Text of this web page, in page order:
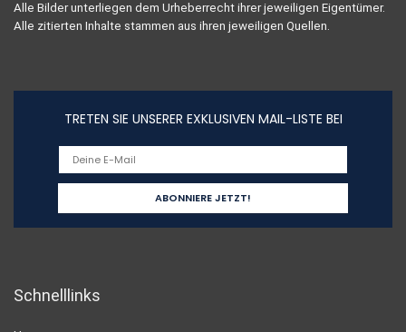
Alle Bilder unterliegen dem Urheberrecht ihrer jeweiligen Eigentümer.
Alle zitierten Inhalte stammen aus ihren jeweiligen Quellen.
TRETEN SIE UNSERER EXKLUSIVEN MAIL-LISTE BEI
Schnelllinks